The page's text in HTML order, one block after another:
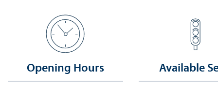
Opening Hours Available